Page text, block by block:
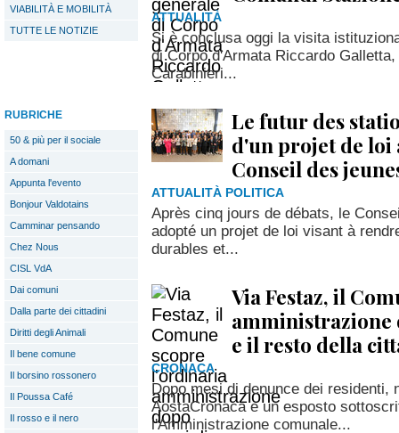
VIABILITÀ E MOBILITÀ
TUTTE LE NOTIZIE
RUBRICHE
50 & più per il sociale
A domani
Appunta l'evento
Bonjour Valdotains
Camminar pensando
Chez Nous
CISL VdA
Dai comuni
Dalla parte dei cittadini
Diritti degli Animali
Il bene comune
Il borsino rossonero
Il Poussa Café
Il rosso e il nero
ATTUALITÀ
Si è conclusa oggi la visita
di Corpo d'Armata Riccardo
Carabinieri...
Le futur des
d'un projet de loi
Conseil des
ATTUALITÀ POLITICA
Après cinq jours de débats, le
adopté un projet de loi visant à
durables et...
Via Festaz, il
amministrazione
e il resto della
CRONACA
Dopo mesi di denunce dei residenti,
AostaCronaca e un esposto
l'Amministrazione comunale...